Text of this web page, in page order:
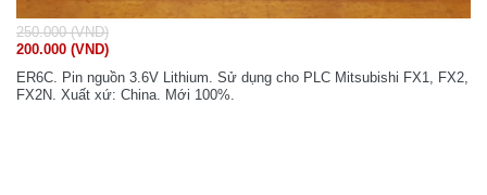
250.000 (VND)
200.000 (VND)
ER6C. Pin nguồn 3.6V Lithium. Sử dụng cho PLC Mitsubishi FX1, FX2,
FX2N. Xuất xứ: China. Mới 100%.